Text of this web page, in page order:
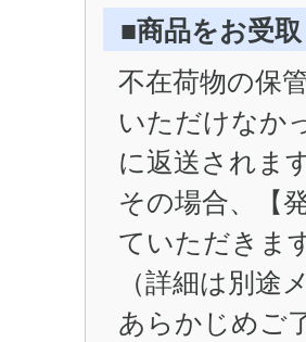
■商品をお受
不在荷物の保
いただけなか
に返送されま
その場合、【
ていただきま
（詳細は別
あらかじめご